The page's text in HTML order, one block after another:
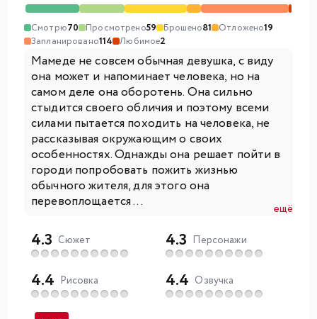
Смотрю70 Просмотрено59 Брошено81 Отложено19
Запланировано114 Любимое2
Мамеде не совсем обычная девушка, с виду
она может и напоминает человека, но на
самом деле она оборотень. Она сильно
стыдится своего обличия и поэтому всеми
силами пытается походить на человека, не
рассказывая окружающим о своих
особенностях. Однажды она решает пойти в
городи попробовать пожить жизнью
обычного жителя, для этого она
перевоплощается ...
ещё
4.3 Сюжет 4.3 Персонажи
4.4 Рисовка 4.4 Озвучка